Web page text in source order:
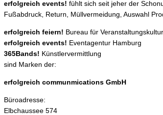
erfolgreich events! fühlt sich seit jeher der
Fußabdruck, Return, Müllvermeidung, Auswahl
erfolgreich feiern! Bureau für Veranstaltungskultur
erfolgreich events! Eventagentur Hamburg
365Bands! Künstlervermittlung
sind Marken der:
erfolgreich communmications GmbH
Büroadresse:
Elbchaussee 574